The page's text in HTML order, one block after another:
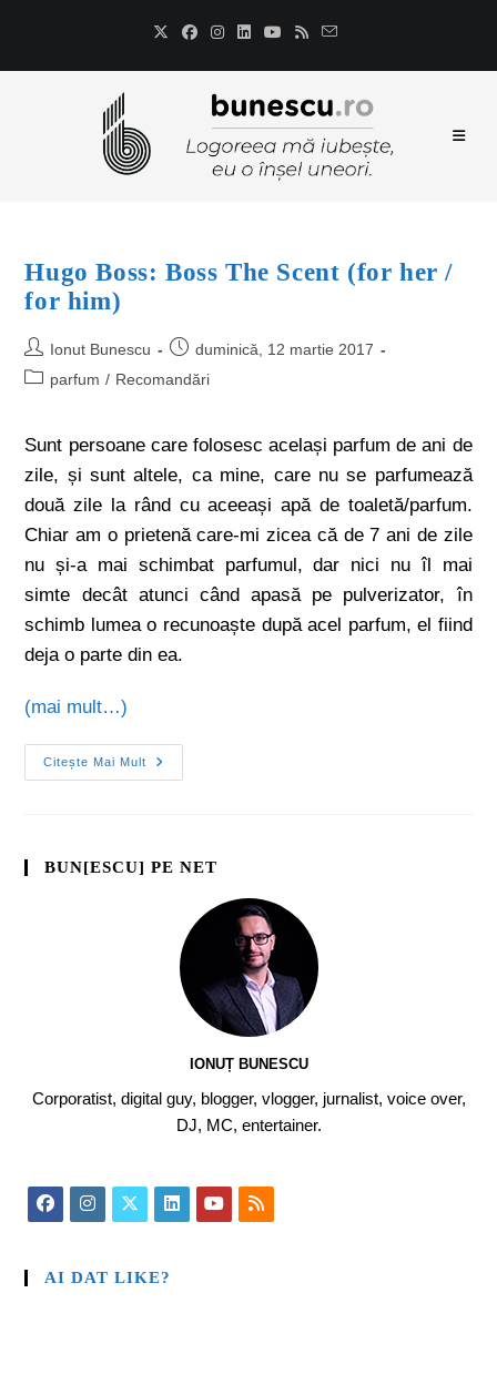
Hugo Boss: Boss The Scent (for her /
for him)
Ionut Bunescu
duminică, 12 martie 2017
parfum / Recomandări
Sunt persoane care folosesc același parfum de ani de
zile, și sunt altele, ca mine, care nu se parfumează
două zile la rând cu aceeași apă de toaletă/parfum.
Chiar am o prietenă care-mi zicea că de 7 ani de zile
nu și-a mai schimbat parfumul, dar nici nu îl mai
simte decât atunci când apasă pe pulverizator, în
schimb lumea o recunoaște după acel parfum, el fiind
deja o parte din ea.
(mai mult…)
Citește Mai Mult
BUN[ESCU] PE NET
IONUȚ BUNESCU
Corporatist, digital guy, blogger, vlogger, jurnalist, voice over,
DJ, MC, entertainer.
AI DAT LIKE?